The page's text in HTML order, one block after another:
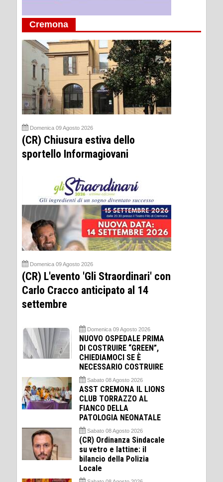
Cremona
Domenica 09 Agosto 2026
(CR) Chiusura estiva dello
sportello Informagiovani
Domenica 09 Agosto 2026
(CR) L'evento 'Gli Straordinari' con
Carlo Cracco anticipato al 14
settembre
Domenica 09 Agosto 2026
NUOVO OSPEDALE PRIMA
DI COSTRUIRE “GREEN”,
CHIEDIAMOCI SE È
NECESSARIO COSTRUIRE
Sabato 08 Agosto 2026
ASST CREMONA IL LIONS
CLUB TORRAZZO AL
FIANCO DELLA
PATOLOGIA NEONATALE
Sabato 08 Agosto 2026
(CR) Ordinanza Sindacale
su vetro e lattine: il
bilancio della Polizia
Locale